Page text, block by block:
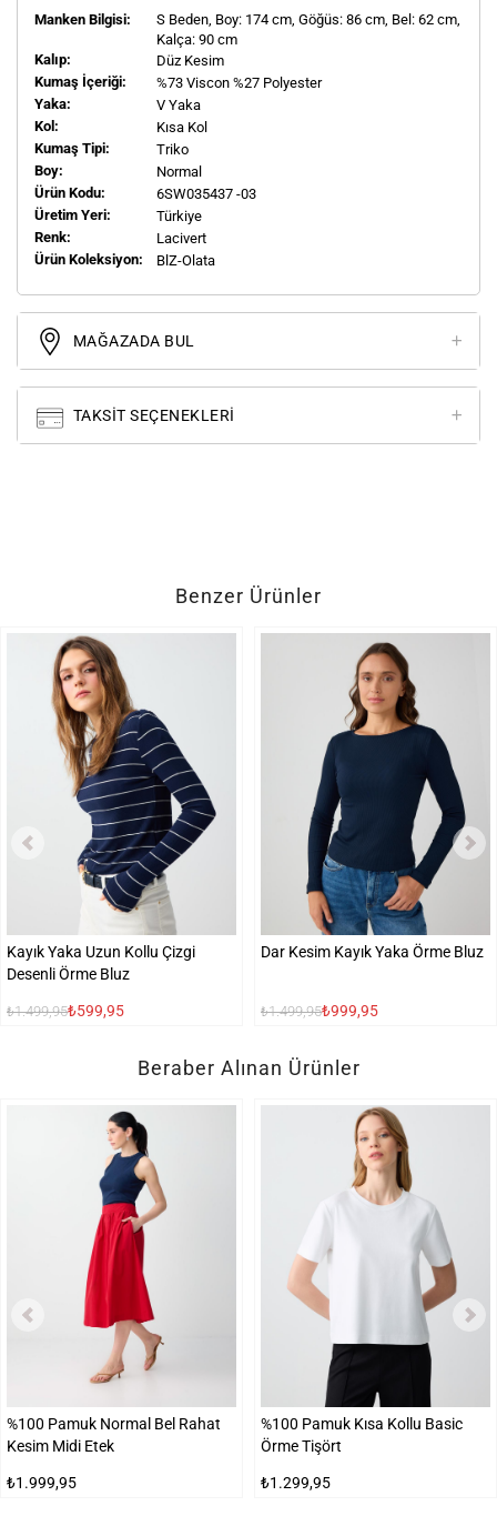
Manken Bilgisi: S Beden, Boy: 174 cm, Göğüs: 86 cm, Bel: 62 cm,
Kalça: 90 cm
Kalıp:
Düz Kesim
Kumaş İçeriği:
%73 Viscon %27 Polyester
Yaka:
V Yaka
Kol:
Kısa Kol
Kumaş Tipi:
Triko
Boy:
Normal
Ürün Kodu:
6SW035437 -03
Üretim Yeri:
Türkiye
Renk:
Lacivert
Ürün Koleksiyon:
BlZ-Olata
MAĞAZADA BUL
TAKSIT SEÇENEKLERI
Benzer Ürünler
Kayık Yaka Uzun Kollu Çizgi
Desenli Örme Bluz
₺1.499,95₺599,95
Dar Kesim Kayık Yaka Örme Bluz
₺1.499,95₺999,95
Beraber Alınan Ürünler
%100 Pamuk Normal Bel Rahat
Kesim Midi Etek
₺1.999,95
%100 Pamuk Kısa Kollu Basic
Örme Tişört
₺1.299,95